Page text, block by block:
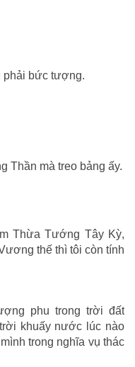
phải bức tượng.
Thần mà treo bảng ấy.
Thừa Tướng Tây Kỳ,
thế thì tôi còn tính
phu trong trời đất
khuấy nước lúc nào
trong nghĩa vụ thác